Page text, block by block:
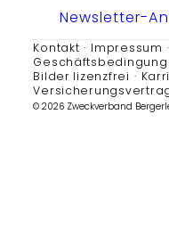
Newsletter-
Kontakt Impressum
Bilder lizenzfrei
© 2026 Zweckverband